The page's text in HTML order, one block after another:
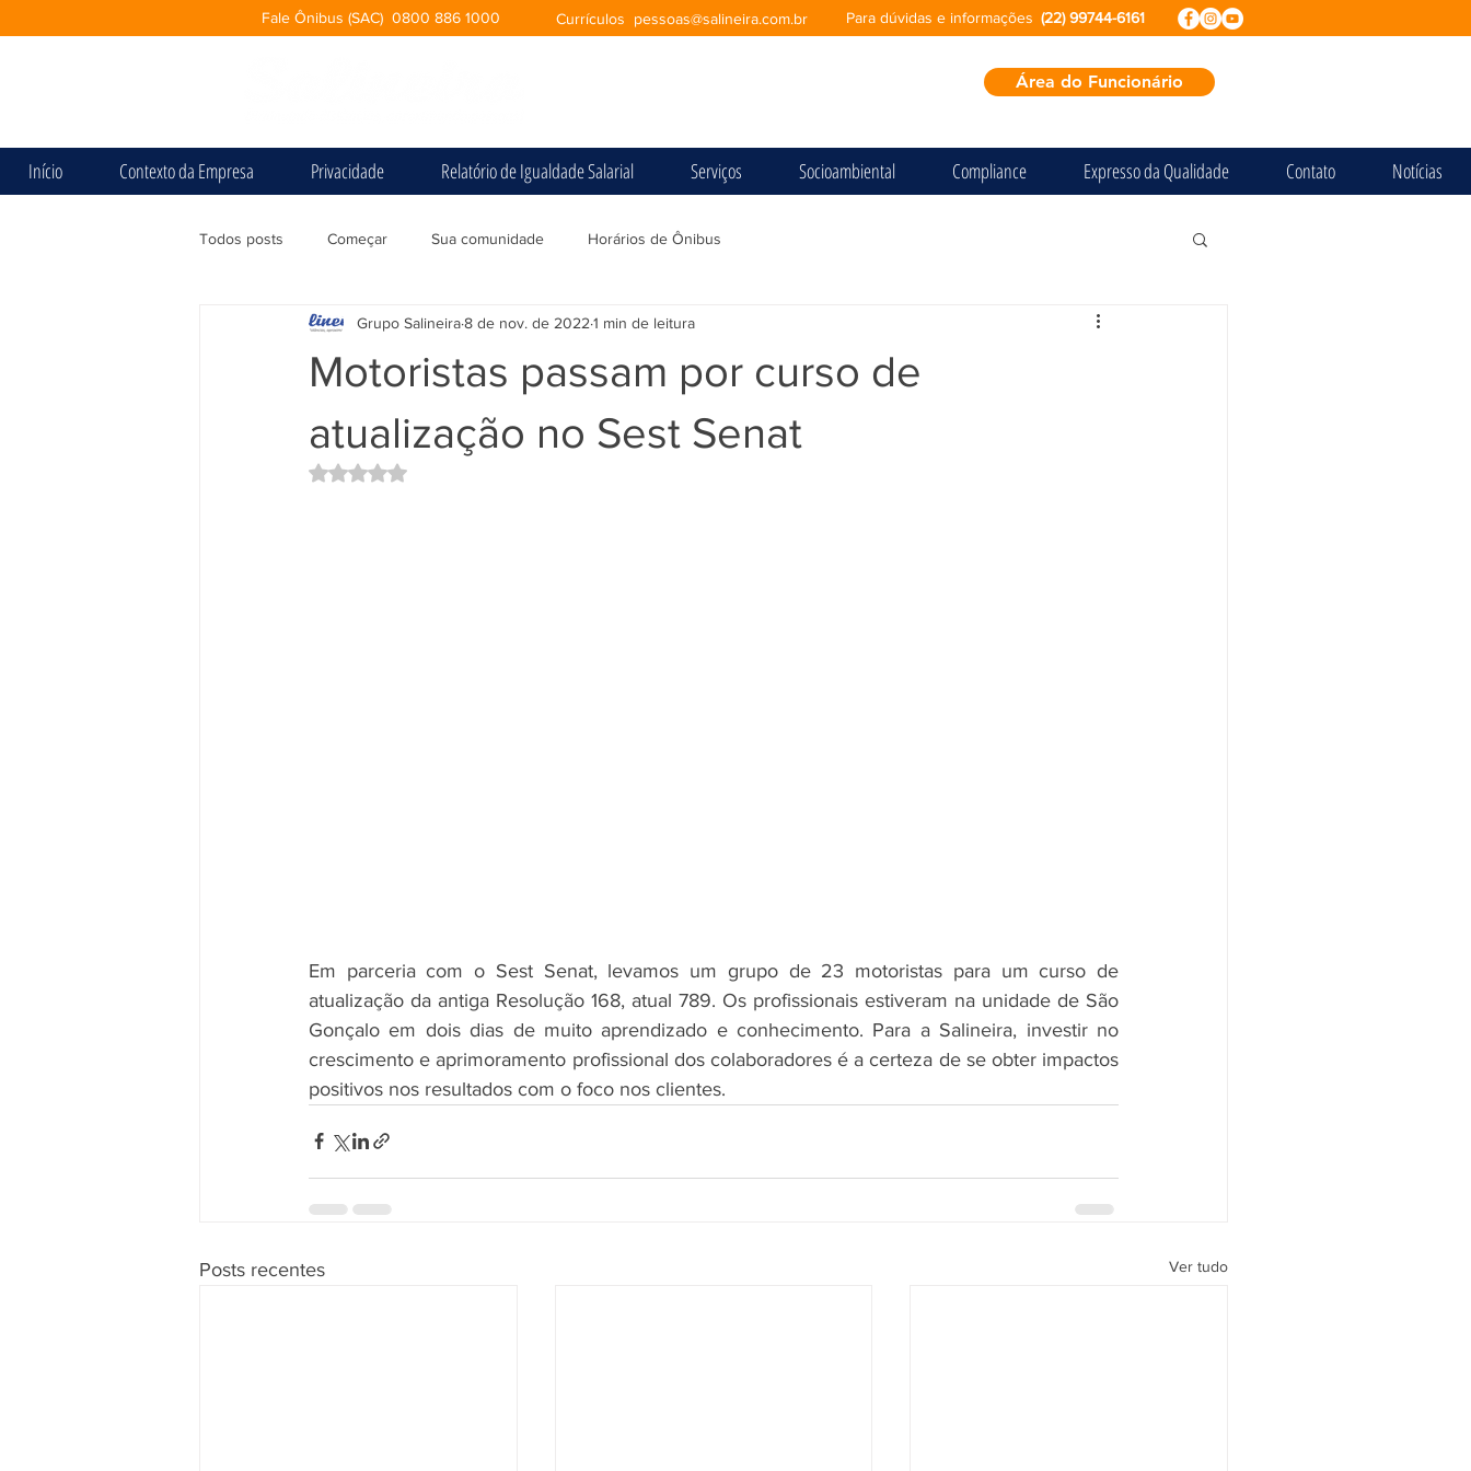
Fale Ônibus (SAC) 0800 886 1000 Currículos pessoas@salineira.com.br (22) 99744-6161
Para dúvidas e informações
Área do Funcionário
Início Contexto da Empresa Privacidade Relatório de Igualdade Salarial Serviços Socioambiental Compliance Expresso da Qualidade Contato Notícias
Todos posts Começar Sua comunidade Horários de Ônibus
Motoristas passam por curso de
atualização no Sest Senat
Grupo Salineira8 de nov. de 2022 1 min de leitura
Avaliado com NaN de 5 estrelas.
Em parceria com o Sest Senat, levamos um grupo de 23 motoristas para um curso de
atualização da antiga Resolução 168, atual 789. Os profissionais estiveram na unidade de São
Gonçalo em dois dias de muito aprendizado e conhecimento. Para a Salineira, investir no
crescimento e aprimoramento profissional dos colaboradores é a certeza de se obter impactos
positivos nos resultados com o foco nos clientes.
Posts recentes Ver tudo